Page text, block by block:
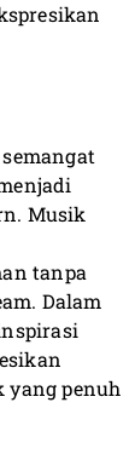
Musik
tanpa
Dalam
penuh